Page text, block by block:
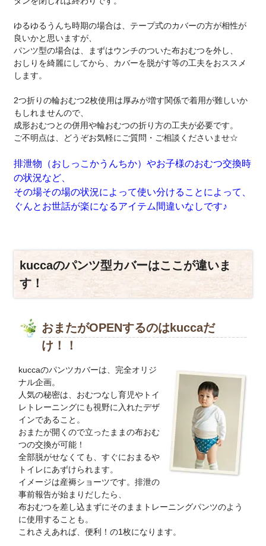
ゆるゆるうんち時期の場合は、テープ式のカバーの方が相性が
良いかと思いますが、
パンツ型の場合は、まずはウンチのついた布おむつを外し、
おしりを綺麗にしてから、カバーを脱がす等の工夫をおススメ
します。
2つ折りの輪おむつ2枚使用は厚みが増す関係で着用が難しいか
もしれませんので、
成形おむつとの併用や輪おむつの折り方の工夫が必要です。
ご不明点は、どうぞお気軽にご質問・ご相談くださいませ☆
排泄物（おしっこかうんちか）やお子様のおむつ交換時
の状況など、
その場その場の状況によって使い分けることによって、
ぐんとお世話が楽になるアイテム間違いなしです♪
kuccaのパンツ型カバーはここが違いま
す！
おまたがOPENするのはkuccaだ
け！！
kuccaのパンツカバーは、完全オリジ
ナル企画。
人気の秘密は、おむつなし育児やトイ
レトレーニングにも視野に入れたデザ
インであること。
おまたが開くので立ったままの布おむ
つの交換が可能！
全部脱がせなくても、すぐにおまるや
トイレにあずけられます。
イメージは産褥ショーツです。排泄の
事前報告が始まりだしたら、
布おむつを差し込まずにそのままトレーニングパンツのよう
に使用することも。
これさえあれば、便利！の1枚になります。